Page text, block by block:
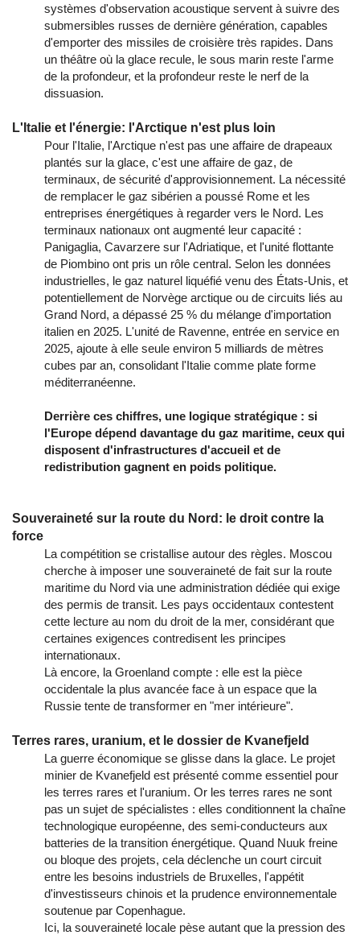
systèmes d'observation acoustique servent à suivre des
submersibles russes de dernière génération, capables
d'emporter des missiles de croisière très rapides. Dans
un théâtre où la glace recule, le sous marin reste l'arme
de la profondeur, et la profondeur reste le nerf de la
dissuasion.
L'Italie et l'énergie: l'Arctique n'est plus loin
Pour l'Italie, l'Arctique n'est pas une affaire de drapeaux
plantés sur la glace, c'est une affaire de gaz, de
terminaux, de sécurité d'approvisionnement. La nécessité
de remplacer le gaz sibérien a poussé Rome et les
entreprises énergétiques à regarder vers le Nord. Les
terminaux nationaux ont augmenté leur capacité :
Panigaglia, Cavarzere sur l'Adriatique, et l'unité flottante
de Piombino ont pris un rôle central. Selon les données
industrielles, le gaz naturel liquéfié venu des États-Unis, et
potentiellement de Norvège arctique ou de circuits liés au
Grand Nord, a dépassé 25 % du mélange d'importation
italien en 2025. L'unité de Ravenne, entrée en service en
2025, ajoute à elle seule environ 5 milliards de mètres
cubes par an, consolidant l'Italie comme plate forme
méditerranéenne.
Derrière ces chiffres, une logique stratégique : si
l'Europe dépend davantage du gaz maritime, ceux qui
disposent d'infrastructures d'accueil et de
redistribution gagnent en poids politique.
Souveraineté sur la route du Nord: le droit contre la
force
La compétition se cristallise autour des règles. Moscou
cherche à imposer une souveraineté de fait sur la route
maritime du Nord via une administration dédiée qui exige
des permis de transit. Les pays occidentaux contestent
cette lecture au nom du droit de la mer, considérant que
certaines exigences contredisent les principes
internationaux.
Là encore, la Groenland compte : elle est la pièce
occidentale la plus avancée face à un espace que la
Russie tente de transformer en "mer intérieure".
Terres rares, uranium, et le dossier de Kvanefjeld
La guerre économique se glisse dans la glace. Le projet
minier de Kvanefjeld est présenté comme essentiel pour
les terres rares et l'uranium. Or les terres rares ne sont
pas un sujet de spécialistes : elles conditionnent la chaîne
technologique européenne, des semi-conducteurs aux
batteries de la transition énergétique. Quand Nuuk freine
ou bloque des projets, cela déclenche un court circuit
entre les besoins industriels de Bruxelles, l'appétit
d'investisseurs chinois et la prudence environnementale
soutenue par Copenhague.
Ici, la souveraineté locale pèse autant que la pression des